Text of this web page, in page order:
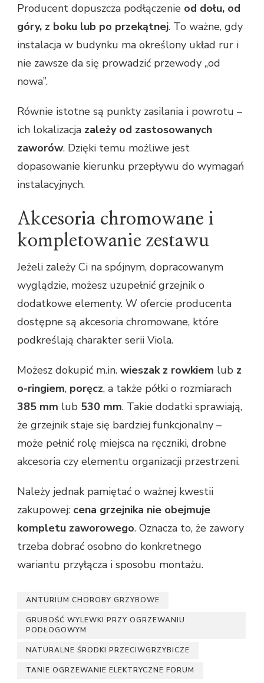
Producent dopuszcza podłączenie od dołu, od
góry, z boku lub po przekątnej. To ważne, gdy
instalacja w budynku ma określony układ rur i
nie zawsze da się prowadzić przewody „od
nowa”.
Równie istotne są punkty zasilania i powrotu –
ich lokalizacja zależy od zastosowanych
zaworów. Dzięki temu możliwe jest
dopasowanie kierunku przepływu do wymagań
instalacyjnych.
Akcesoria chromowane i
kompletowanie zestawu
Jeżeli zależy Ci na spójnym, dopracowanym
wyglądzie, możesz uzupełnić grzejnik o
dodatkowe elementy. W ofercie producenta
dostępne są akcesoria chromowane, które
podkreślają charakter serii Viola.
Możesz dokupić m.in. wieszak z rowkiem lub z
o-ringiem, poręcz, a także półki o rozmiarach
385 mm lub 530 mm. Takie dodatki sprawiają,
że grzejnik staje się bardziej funkcjonalny –
może pełnić rolę miejsca na ręczniki, drobne
akcesoria czy elementu organizacji przestrzeni.
Należy jednak pamiętać o ważnej kwestii
zakupowej: cena grzejnika nie obejmuje
kompletu zaworowego. Oznacza to, że zawory
trzeba dobrać osobno do konkretnego
wariantu przyłącza i sposobu montażu.
ANTURIUM CHOROBY GRZYBOWE
GRUBOŚĆ WYLEWKI PRZY OGRZEWANIU
PODŁOGOWYM
NATURALNE ŚRODKI PRZECIWGRZYBICZE
TANIE OGRZEWANIE ELEKTRYCZNE FORUM